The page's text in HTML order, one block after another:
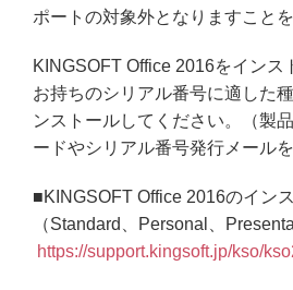
ポートの対象外となりますこと
KINGSOFT Office 2016をインス
お持ちのシリアル番号に適した
ンストールしてください。（製
ードやシリアル番号発行メール
■KINGSOFT Office 2016のイン
（Standard、Personal、
https://support.kingsoft.jp/kso/